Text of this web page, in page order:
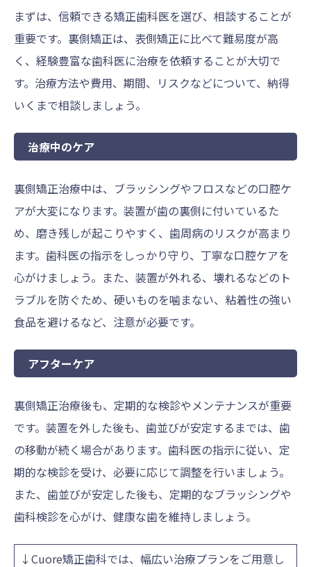
まずは、信頼できる矯正歯科医を選び、相談することが
重要です。裏側矯正は、表側矯正に比べて難易度が高
く、経験豊富な歯科医に治療を依頼することが大切で
す。治療方法や費用、期間、リスクなどについて、納得
いくまで相談しましょう。
治療中のケア
裏側矯正治療中は、ブラッシングやフロスなどの口腔ケ
アが大変になります。装置が歯の裏側に付いているた
め、磨き残しが起こりやすく、歯周病のリスクが高まり
ます。歯科医の指示をしっかり守り、丁寧な口腔ケアを
心がけましょう。また、装置が外れる、壊れるなどのト
ラブルを防ぐため、硬いものを噛まない、粘着性の強い
食品を避けるなど、注意が必要です。
アフターケア
裏側矯正治療後も、定期的な検診やメンテナンスが重要
です。装置を外した後も、歯並びが安定するまでは、歯
の移動が続く場合があります。歯科医の指示に従い、定
期的な検診を受け、必要に応じて調整を行いましょう。
また、歯並びが安定した後も、定期的なブラッシングや
歯科検診を心がけ、健康な歯を維持しましょう。
↓Cuore矯正歯科では、幅広い治療プランをご用意し